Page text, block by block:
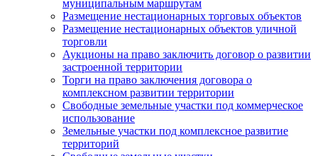
муниципальным маршрутам
Размещение нестационарных торговых объектов
Размещение нестационарных объектов уличной
торговли
Аукционы на право заключить договор о развитии
застроенной территории
Торги на право заключения договора о
комплексном развитии территории
Свободные земельные участки под коммерческое
использование
Земельные участки под комплексное развитие
территорий